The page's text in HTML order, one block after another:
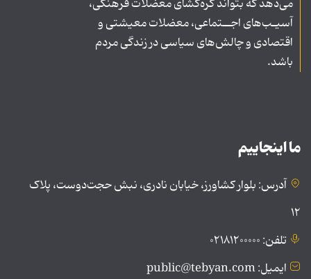
می‌دهد که بتواند گره‌گشای معضلات فرهنگی،
آسیـب‌های اجــتماعی، معضلات معیشتی و
اقتصادی و چالش‌های سیاسی در زندگی مردم
باشد.
ما اینجاییم
آدرس: بلوار کشاورز، خیابان نادری، نبش حجت‌دوست، پلاک
۱۲
تلفن: ۰۲۱۸۱۲۰۰۰۰۰
ایمیل: public@tebyan.com